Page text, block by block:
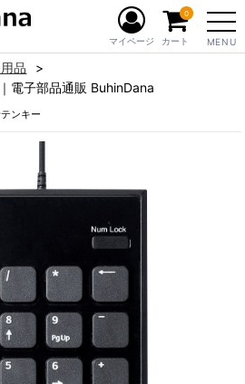
MENU
マイページ カート
0
品
電子部品通販 BuhinDana
ンキー